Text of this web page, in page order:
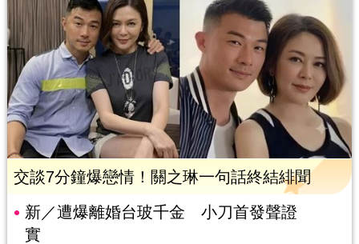
交談7分鐘爆戀情！關之琳一句話終結緋聞
新／遭爆離婚台玻千金 小刀首發聲證
實